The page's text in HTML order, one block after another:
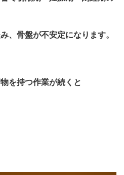
、骨盤が不安定になります。
を持つ作業が続くと